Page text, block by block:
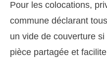
Pour les colocations,
commune déclarant
un vide de couverture
pièce partagée et